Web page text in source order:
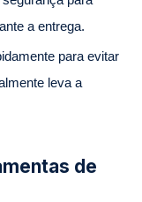
a entrega.
para evitar
leva a
de